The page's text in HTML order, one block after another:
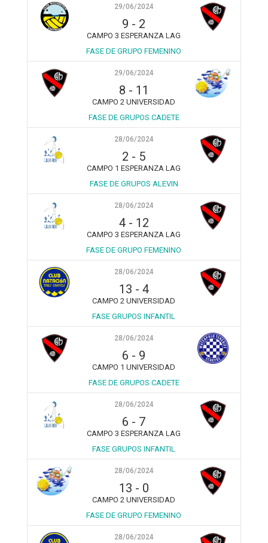
29/06/2024
9 - 2
CAMPO 3 ESPERANZA LAG
FASE DE GRUPO FEMENINO
29/06/2024
8 - 11
CAMPO 2 UNIVERSIDAD
FASE DE GRUPOS CADETE
28/06/2024
2 - 5
CAMPO 1 ESPERANZA LAG
FASE DE GRUPOS ALEVIN
28/06/2024
4- 12
CAMPO 3 ESPERANZA LAG
FASE DE GRUPO FEMENINO
28/06/2024
13 - 4
CAMPO 2 UNIVERSIDAD
FASE GRUPOS INFANTIL
28/06/2024
6 - 9
CAMPO 1 UNIVERSIDAD
FASE DE GRUPOS CADETE
28/06/2024
6 - 7
CAMPO 3 ESPERANZA LAG
FASE GRUPOS INFANTIL
28/06/2024
13 - 0
CAMPO 2 UNIVERSIDAD
FASE DE GRUPO FEMENINO
28/06/2024